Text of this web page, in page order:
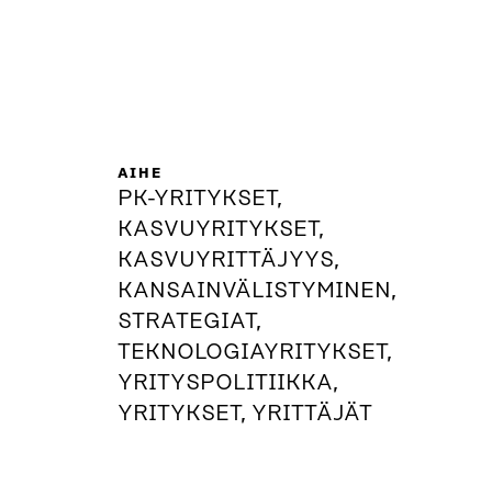
AIHE
PK-YRITYKSET,
KASVUYRITYKSET,
KASVUYRITTÄJYYS,
KANSAINVÄLISTYMINEN,
STRATEGIAT,
TEKNOLOGIAYRITYKSET,
YRITYSPOLITIIKKA,
YRITYKSET, YRITTÄJÄT